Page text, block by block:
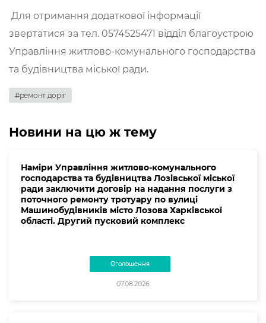
Для отримання додаткової інформації
звертатися за тел. 0574525471 відділ благоустрою
Управління житлово-комунального господарства
та будівництва міської ради.
#ремонт доріг
Новини на цю ж тему
Наміри Управління житлово-комунального
господарства та будівництва Лозівської міської
ради заключити договір на надання послуги з
поточного ремонту тротуару по вулиці
Машинобудівників місто Лозова Харківської
області. Другий пусковий комплекс
Оголошення
07.08.2026